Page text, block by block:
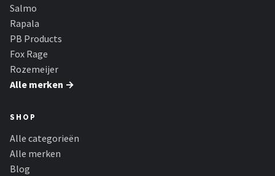
Salmo
Rapala
PB Products
Fox Rage
Rozemeijer
Alle merken →
SHOP
Alle categorieën
Alle merken
Blog